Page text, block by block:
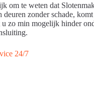
om te weten dat
zonder schade,
zo min mogelijk hinder